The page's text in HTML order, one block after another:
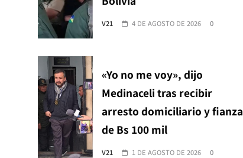
V21 4 DE AGOSTO DE 2026 0
«Yo no me voy», dijo
Medinaceli tras recibir
arresto domiciliario y fianza
de Bs 100 mil
V21 1 DE AGOSTO DE 2026 0